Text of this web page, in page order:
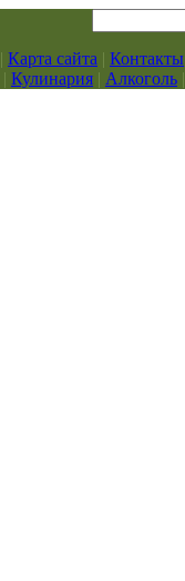
| Карта сайта | Контакты
| Кулинария | Алкоголь |